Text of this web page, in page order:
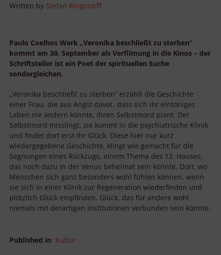
Written by Stefan Ringstorff
Paulo Coelhos Werk „Veronika beschließt zu sterben“
kommt am 30. September als Verfilmung in die Kinos – der
Schriftsteller ist ein Poet der spirituellen Suche
sondergleichen.
„Veronika beschließt zu sterben“ erzählt die Geschichte
einer Frau, die aus Angst davor, dass sich ihr eintöniges
Leben nie ändern könnte, ihren Selbstmord plant. Der
Selbstmord misslingt, sie kommt in die psychiatrische Klinik
und findet dort erst ihr Glück. Diese hier nur kurz
wiedergegebene Geschichte, klingt wie gemacht für die
Segnungen eines Rückzugs, einem Thema des 12. Hauses,
das noch dazu in der Venus beheimat sein könnte. Dort, wo
Menschen sich ganz besonders wohl fühlen können, wenn
sie sich in einer Klinik zur Regeneration wiederfinden und
plötzlich Glück empfinden. Glück, das für andere wohl
niemals mit derartigen Institutionen verbunden sein könnte.
Published in Kultur